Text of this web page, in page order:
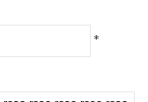
*